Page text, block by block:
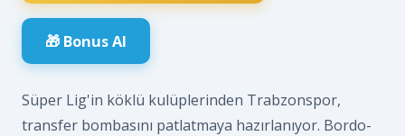
🎁 Bonus Al
Süper Lig'in köklü kulüplerinden Trabzonspor,
transfer bombasını patlatmaya hazırlanıyor. Bordo-